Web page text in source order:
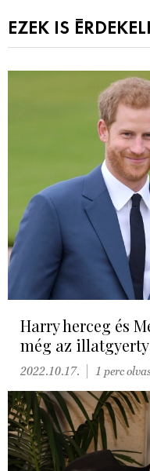
EZEK IS
Harry herceg és
még az
2022.10.17. 1 perc